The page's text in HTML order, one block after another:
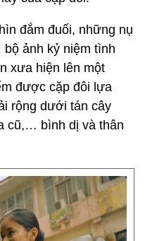
đắm đuối, những nụ
ảnh kỷ niệm tình
xưa hiện lên một
được cặp đôi lựa
rộng dưới tán cây
cũ,… bình dị và thân